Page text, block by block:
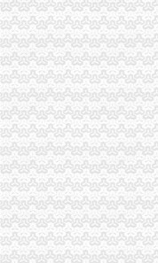
江津局认真贯彻全市重庆注
经开园局认真达全市重庆分
大足局“五个到位”分公司营
王元楷局重庆注销税务长对
南岸局采取四项措施迅速
渝北局认真贯彻全市重庆
监察室贯彻全市工作会议
高新园局出台重庆北火车站
中介处迅速学习达部署落实
全市重庆注销税务工商行政
工商动态
全市代理注销分公司区县局
北碚局代理注销分公司缙云
永川区出台实施品牌战略措